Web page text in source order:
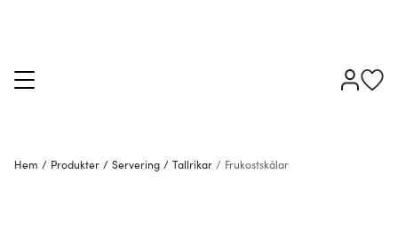
Hem / Produkter / Servering / Tallrikar / Frukostskålar